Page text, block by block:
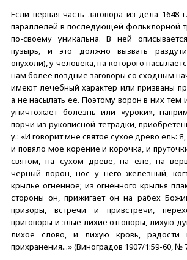
Если первая часть заговора из дела 1648
параллелей в последующей фольклорной
по-своему уникальна. В ней
пузырь, и это должно вызвать
опухоли), у человека, на которого
нам более поздние заговоры со сходным
имеют лечебный характер или призваны
а не насылать ее. Поэтому ворон в них
уничтожает болезнь или «уроки»,
порчи из рукописной тетрадки,
у.: «И говорит мне святое сухое древо ель:
и повяло мое корение и корочка, и
святом, на сухом древе, на еле, на
черный ворон, нос у него железный,
крылье огненное; из огненного крылья
стороны он, прижигает он на рабех
призоры, встречи и привстречи,
приговоры и злые лихие отговоры, лихую
лихое слово, и лихую кровь,
прихранения...» (Виноградов 1907/1:59-60, №